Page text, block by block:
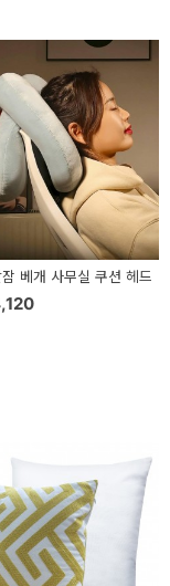
베개 사무실 쿠션 헤드